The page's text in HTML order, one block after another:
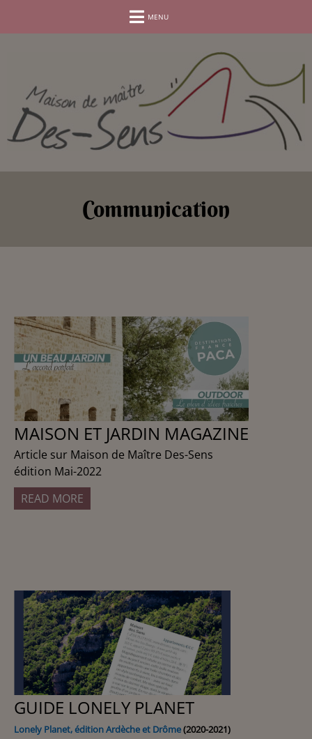
MENU
Communication
MAISON ET JARDIN MAGAZINE
Article sur Maison de Maître Des-Sens
édition Mai-2022
READ MORE
GUIDE LONELY PLANET
Lonely Planet, édition Ardèche et Drôme(2020-2021)